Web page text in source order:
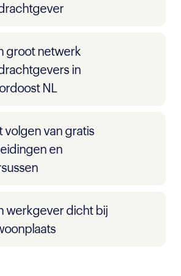
groot netwerk
in
NL
volgen van gratis
en
werkgever dicht bij